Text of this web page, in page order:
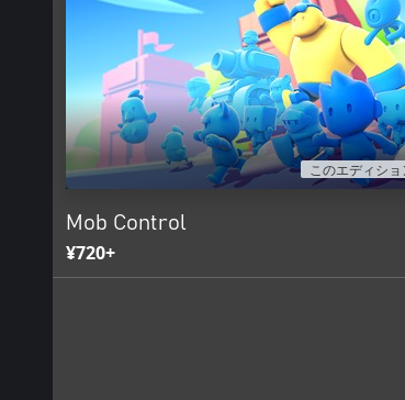
このエディショ
Mob Control
¥720+